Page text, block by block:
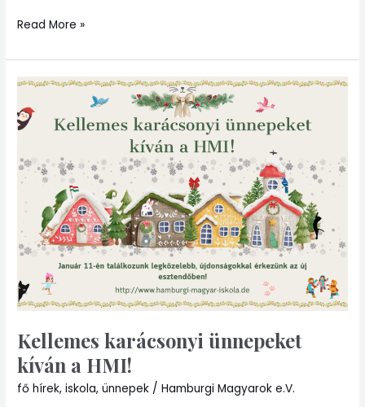
Read More »
Kellemes karácsonyi ünnepeket
kíván a HMI!
fő hírek,iskola,ünnepek /Hamburgi Magyarok e.V.
Kellemes
ünnepeket
HMI!